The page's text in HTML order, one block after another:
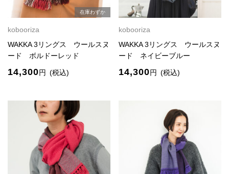
kobooriza
在庫わずか
WAKKA 3リングス ウールスヌ
ード ボルドーレッド
14,300円 (税込)
kobooriza
WAKKA 3リングス ウールスヌ
ード ネイビーブルー
14,300円 (税込)